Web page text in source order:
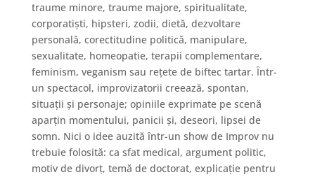
traume minore, traume majore, spiritualitate,
corporatiști, hipsteri, zodii, dietă, dezvoltare
personală, corectitudine politică, manipulare,
sexualitate, homeopatie, terapii complementare,
feminism, veganism sau rețete de biftec tartar. Ȋntr-
un spectacol, improvizatorii creează, spontan,
situații și personaje; opiniile exprimate pe scenă
aparțin momentului, panicii și, deseori, lipsei de
somn. Nici o idee auzită într-un show de Improv nu
trebuie folosită: ca sfat medical, argument politic,
motiv de divorț, temă de doctorat, explicație pentru